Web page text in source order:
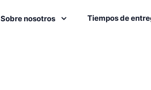
Sobre nosotros Tiempos de